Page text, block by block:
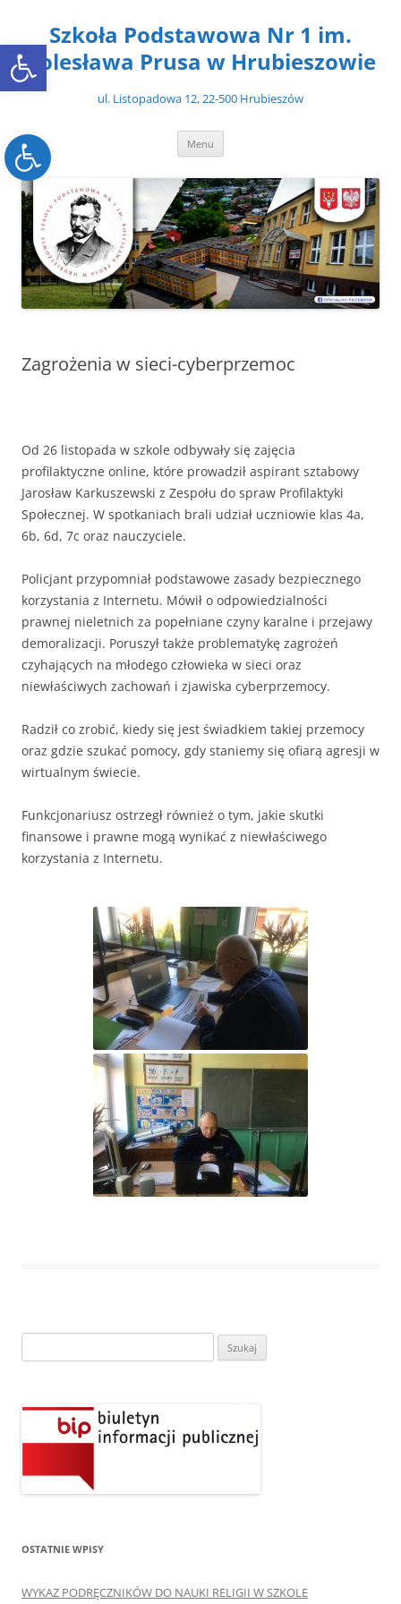
Open toolbar
Open toolbar
treściSzkoła Podstawowa Nr 1 im.
Bolesława Prusa w Hrubieszowie
ul. Listopadowa 12, 22-500 Hrubieszów
Menu
Zagrożenia w sieci-cyberprzemoc
Od 26 listopada w szkole odbywały się zajęcia
profilaktyczne online, które prowadził aspirant sztabowy
Jarosław Karkuszewski z Zespołu do spraw Profilaktyki
Społecznej. W spotkaniach brali udział uczniowie klas 4a,
6b, 6d, 7c oraz nauczyciele.
Policjant przypomniał podstawowe zasady bezpiecznego
korzystania z Internetu. Mówił o odpowiedzialności
prawnej nieletnich za popełniane czyny karalne i przejawy
demoralizacji. Poruszył także problematykę zagrożeń
czyhających na młodego człowieka w sieci oraz
niewłaściwych zachowań i zjawiska cyberprzemocy.
Radził co zrobić, kiedy się jest świadkiem takiej przemocy
oraz gdzie szukać pomocy, gdy staniemy się ofiarą agresji w
wirtualnym świecie.
Funkcjonariusz ostrzegł również o tym, jakie skutki
finansowe i prawne mogą wynikać z niewłaściwego
korzystania z Internetu.
OSTATNIE WPISY
WYKAZ PODRĘCZNIKÓW DO NAUKI RELIGII W SZKOLE